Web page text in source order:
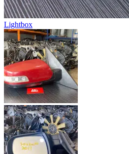
Lightbox